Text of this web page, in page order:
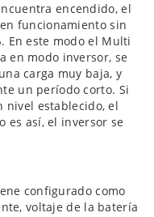
encendido, el
funcionamiento sin
En este modo el Multi
en modo inversor, se
carga muy baja, y
un período corto. Si
nivel establecido, el
es así, el inversor se
configurado como
voltaje de la batería